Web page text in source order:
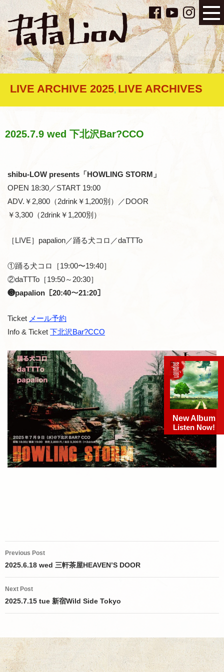
LIVE ARCHIVE 2025, LIVE ARCHIVES
2025.7.9 wed 下北沢Bar?CCO
shibu-LOW presents「HOWLING STORM」
OPEN 18:30／START 19:00
ADV.￥2,800（2drink￥1,200別）／DOOR
￥3,300（2drink￥1,200別）
［LIVE］papalion／踊る犬コロ／daTTTo
①踊る犬コロ［19:00〜19:40］
②daTTTo［19:50～20:30］
❸papalion［20:40～21:20］
Ticket メール予約
Info & Ticket 下北沢Bar?CCO
Post
navigation
Previous Post
2025.6.18 wed 三軒茶屋HEAVEN’S DOOR
Next Post
2025.7.15 tue 新宿Wild Side Tokyo
New Album
Listen Now!